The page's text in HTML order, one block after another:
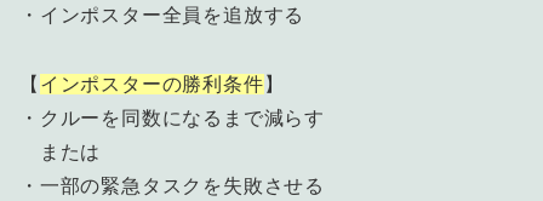
・インポスター全員を追放する
【 インポスターの勝利条件 】
・クルーを同数になるまで減らす
または
・一部の緊急タスクを失敗させる